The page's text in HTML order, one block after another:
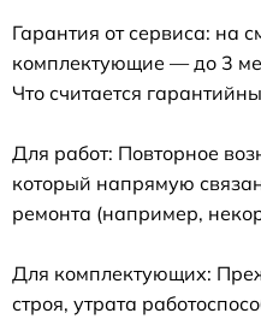
Гарантия от сервиса: на
комплектующие — до 3
Что считается
Для работ: Повторное
который напрямую
ремонта (например,
Для комплектующих:
строя, утрата